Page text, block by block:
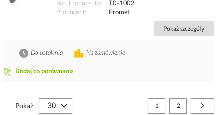
Kod Producenta
T0-1002
Producent
Promet
Pokaż szczegóły
Dodaj do porównania
Na zamówienie
Do ustalenia
Strona
Aktualnie czytasz stronę
1 Strona
2
Pokaż